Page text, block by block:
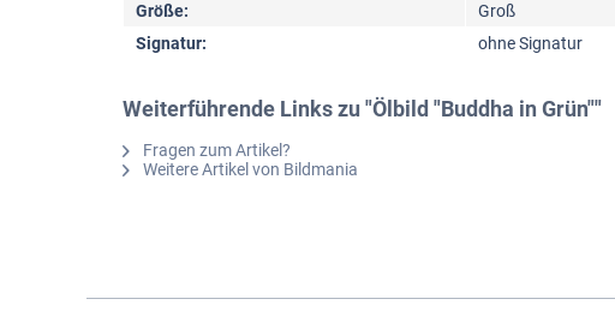
Größe:
Groß
Signatur:
ohne Signatur
Weiterführende Links zu "Ölbild "Buddha in Grün""
Fragen zum Artikel?
Weitere Artikel von Bildmania